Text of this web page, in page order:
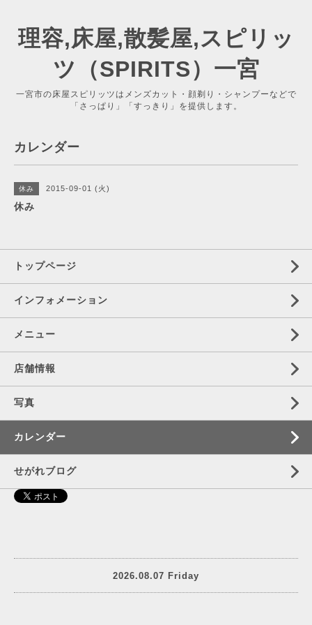
理容,床屋,散髪屋,スピリッ
ツ（SPIRITS）一宮
一宮市の床屋スピリッツはメンズカット・顔剃り・シャンプーなどで
「さっぱり」「すっきり」を提供します。
カレンダー
休み 2015-09-01 (火)
休み
トップページ
インフォメーション
メニュー
店舗情報
写真
カレンダー
せがれブログ
2026.08.07 Friday